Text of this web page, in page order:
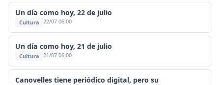
Un día como hoy, 22 de julio
Cultura 22/07 06:00
Un día como hoy, 21 de julio
Cultura 21/07 06:00
Canovelles tiene periódico digital, pero su